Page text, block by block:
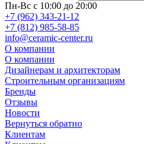
Пн-Вс с 10:00 до 20:00
+7 (962) 343-21-12
+7 (812) 985-58-85
info@ceramic-center.ru
О компании
О компании
Дизайнерам и архитекторам
Строительным организациям
Бренды
Отзывы
Новости
Вернуться обратно
Клиентам